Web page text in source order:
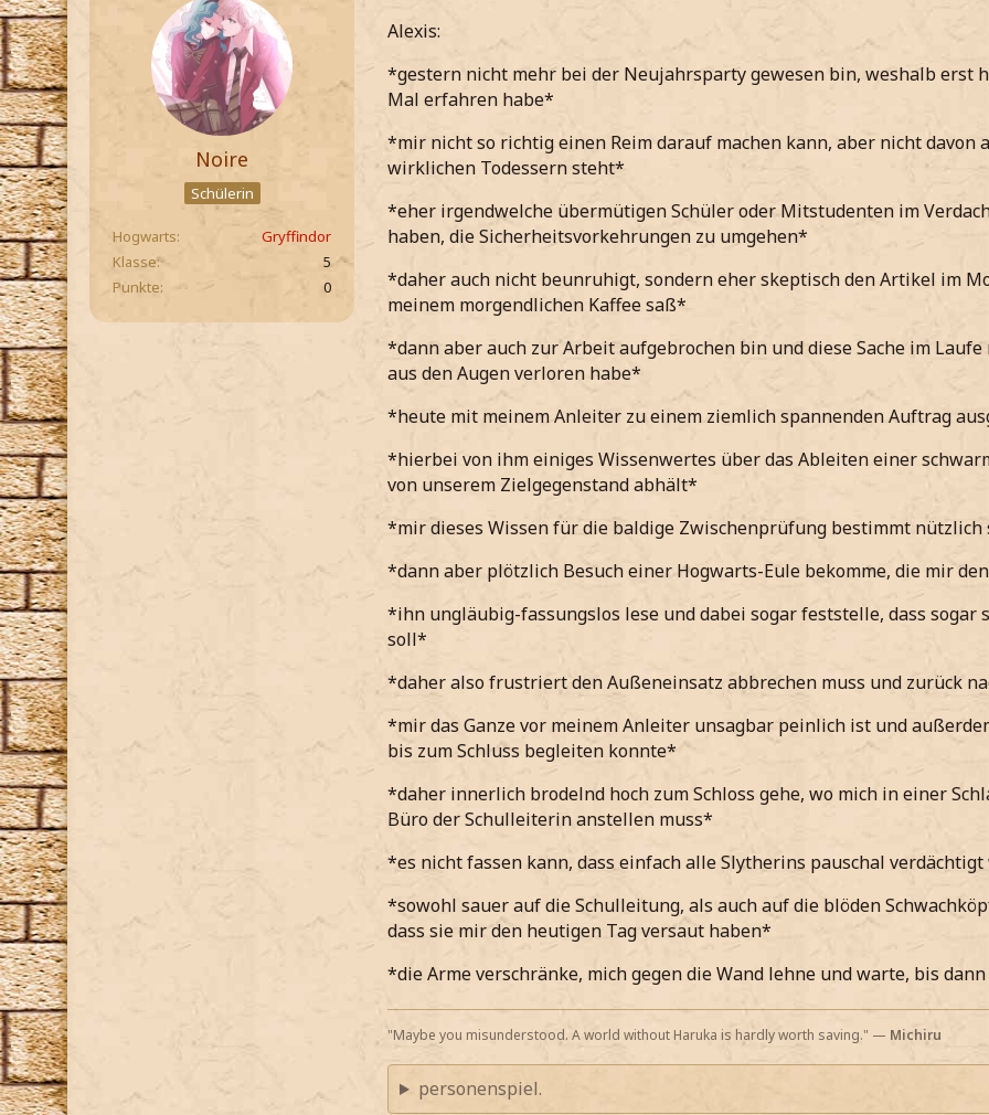
Noire
Schülerin
Hogwarts
Gryffindor
Klasse
5
Punkte
0
Alexis:
*gestern nicht mehr bei der Neujahrsparty gewesen bin, weshalb erst
Mal erfahren habe*
*mir nicht so richtig einen Reim darauf machen kann, aber nicht davon
wirklichen Todessern steht*
*eher irgendwelche übermütigen Schüler oder Mitstudenten im
haben, die Sicherheitsvorkehrungen zu umgehen*
*daher auch nicht beunruhigt, sondern eher skeptisch den Artikel im
meinem morgendlichen Kaffee saß*
*dann aber auch zur Arbeit aufgebrochen bin und diese Sache im
aus den Augen verloren habe*
*heute mit meinem Anleiter zu einem ziemlich spannenden Auftrag
*hierbei von ihm einiges Wissenwertes über das Ableiten einer
von unserem Zielgegenstand abhält*
*mir dieses Wissen für die baldige Zwischenprüfung bestimmt
*dann aber plötzlich Besuch einer Hogwarts-Eule bekomme, die mir
*ihn ungläubig-fassungslos lese und dabei sogar feststelle, dass
soll*
*daher also frustriert den Außeneinsatz abbrechen muss und zurück
*mir das Ganze vor meinem Anleiter unsagbar peinlich ist und
bis zum Schluss begleiten konnte*
*daher innerlich brodelnd hoch zum Schloss gehe, wo mich in einer
Büro der Schulleiterin anstellen muss*
*es nicht fassen kann, dass einfach alle Slytherins pauschal
*sowohl sauer auf die Schulleitung, als auch auf die blöden
dass sie mir den heutigen Tag versaut haben*
*die Arme verschränke, mich gegen die Wand lehne und warte, bis
"Maybe you misunderstood. A world without Haruka is hardly worth saving." — Michiru
personenspiel.